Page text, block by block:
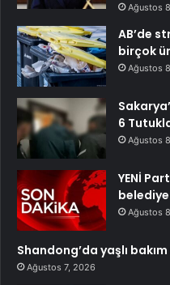
Ağustos
AB’de
birçok
Ağustos
6
Ağustos
YENİ
Ağustos
Shandong’da yaşlı
Ağustos 7, 2026